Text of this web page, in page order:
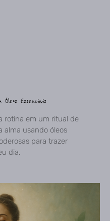
Essenciais
rotina em um ritual de
alma usando óleos
para trazer
dia.